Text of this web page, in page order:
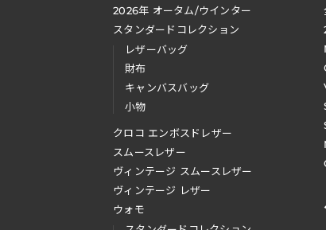
2026年 オータム/ウインター
スタンダードコレクション
レザーバッグ
財布
キャンバスバッグ
小物
クロコ エンボスドレザー
スムースレザー
ヴィンテージ スムースレザー
ヴィンテージ レザー
ウォモ